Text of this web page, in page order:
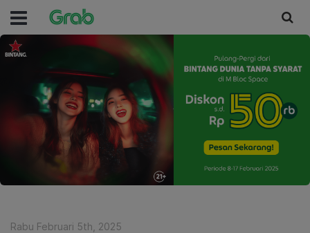
Rabu Februari 5th, 2025